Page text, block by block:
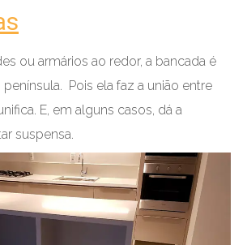
ou armários ao redor, a bancada é
Pois ela faz a união entre
E, em alguns casos, dá a
suspensa.